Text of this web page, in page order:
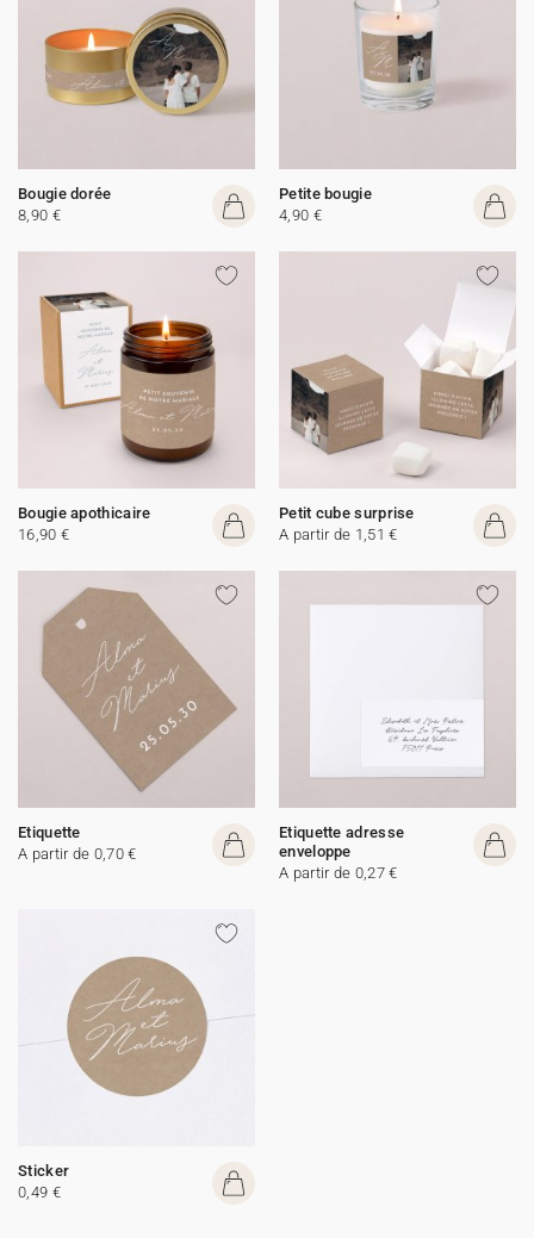
Bougie dorée
8,90 €
Petite bougie
4,90 €
Bougie apothicaire
16,90 €
Petit cube surprise
A partir de 1,51 €
Etiquette
A partir de 0,70 €
Etiquette adresse
enveloppe
A partir de 0,27 €
Sticker
0,49 €